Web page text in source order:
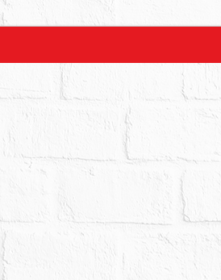
有無欠繳或應補納水電、瓦斯
紛等事項，拍定後應由拍定人
投標人或應買人特別注意，
點交。
者得標。